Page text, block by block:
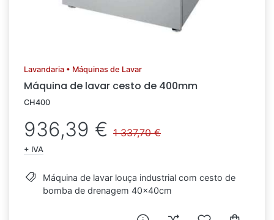
Lavandaria • Máquinas de Lavar
Máquina de lavar cesto de 400mm
CH400
936,39 € 1 337,70 €
+ IVA
Máquina de lavar louça industrial com cesto de
bomba de drenagem 40x40cm